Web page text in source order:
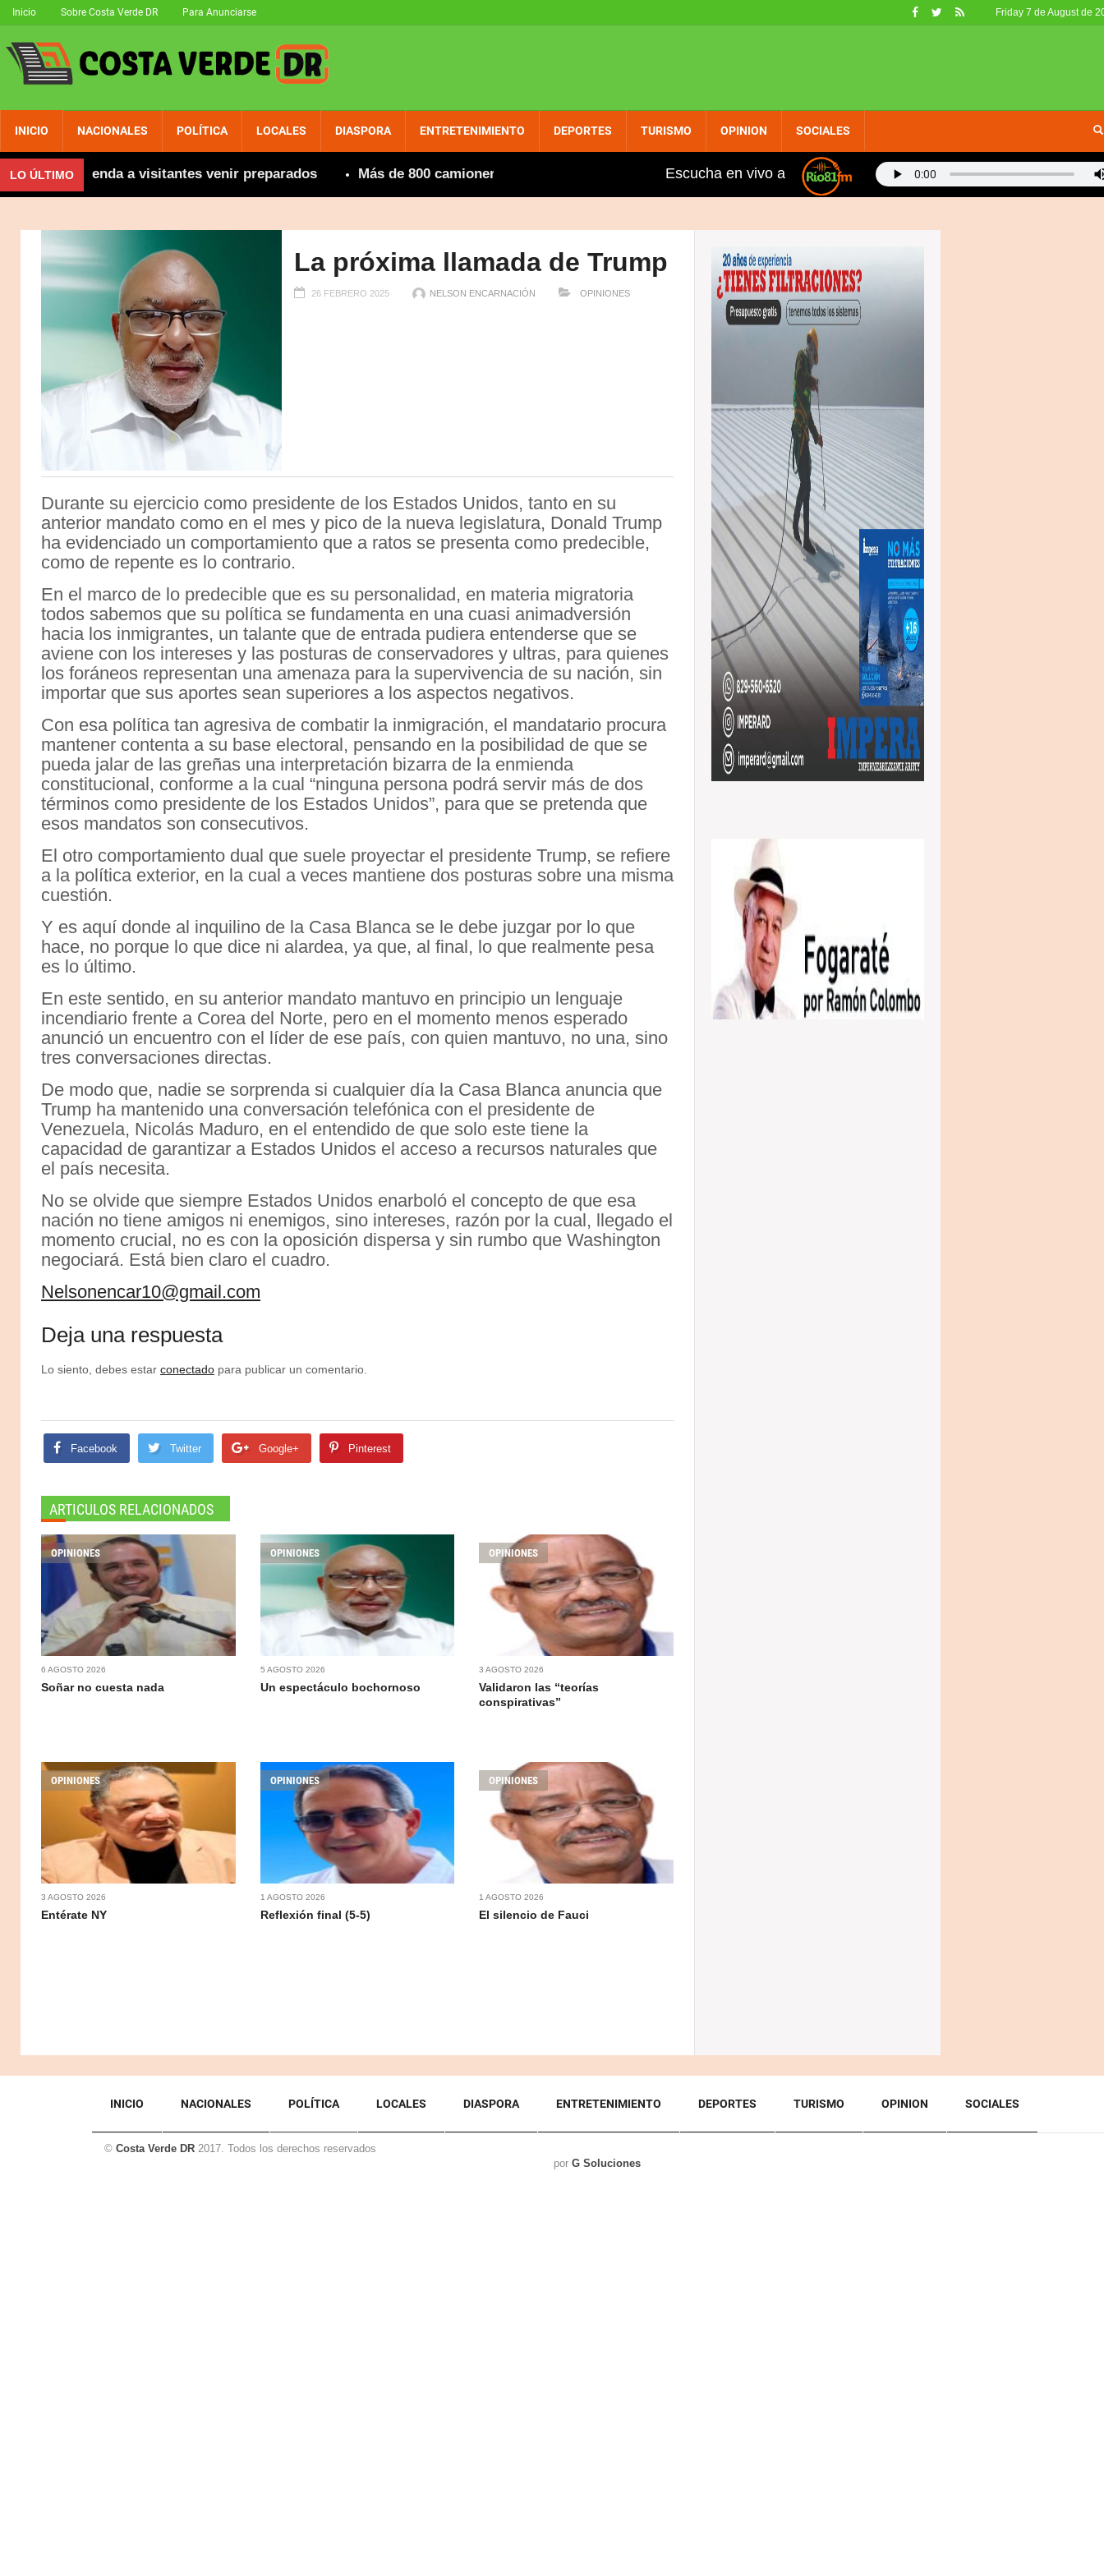
Friday 7 de August de
Inicio Sobre Costa Verde DR Para Anunciarse
INICIO NACIONALES POLÍTICA LOCALES DIASPORA ENTRETENIMIENTO DEPORTES TURISMO OPINION SOCIALES
LO ÚLTIMO
recomienda a visitantes venir preparados Más de 800 camioneros extranjeros, entre ellos varios dominicanos, fueron retirados de circulación en EE. UU. por no
Escucha en vivo a
La próxima llamada de Trump
26 FEBRERO 2025 NELSON ENCARNACIÓN OPINIONES
Durante su ejercicio como presidente de los Estados Unidos, tanto en su
anterior mandato como en el mes y pico de la nueva legislatura, Donald Trump
ha evidenciado un comportamiento que a ratos se presenta como predecible,
como de repente es lo contrario.
En el marco de lo predecible que es su personalidad, en materia migratoria
todos sabemos que su política se fundamenta en una cuasi animadversión
hacia los inmigrantes, un talante que de entrada pudiera entenderse que se
aviene con los intereses y las posturas de conservadores y ultras, para quienes
los foráneos representan una amenaza para la supervivencia de su nación, sin
importar que sus aportes sean superiores a los aspectos negativos.
Con esa política tan agresiva de combatir la inmigración, el mandatario procura
mantener contenta a su base electoral, pensando en la posibilidad de que se
pueda jalar de las greñas una interpretación bizarra de la enmienda
constitucional, conforme a la cual “ninguna persona podrá servir más de dos
términos como presidente de los Estados Unidos”, para que se pretenda que
esos mandatos son consecutivos.
El otro comportamiento dual que suele proyectar el presidente Trump, se refiere
a la política exterior, en la cual a veces mantiene dos posturas sobre una misma
cuestión.
Y es aquí donde al inquilino de la Casa Blanca se le debe juzgar por lo que
hace, no porque lo que dice ni alardea, ya que, al final, lo que realmente pesa
es lo último.
En este sentido, en su anterior mandato mantuvo en principio un lenguaje
incendiario frente a Corea del Norte, pero en el momento menos esperado
anunció un encuentro con el líder de ese país, con quien mantuvo, no una, sino
tres conversaciones directas.
De modo que, nadie se sorprenda si cualquier día la Casa Blanca anuncia que
Trump ha mantenido una conversación telefónica con el presidente de
Venezuela, Nicolás Maduro, en el entendido de que solo este tiene la
capacidad de garantizar a Estados Unidos el acceso a recursos naturales que
el país necesita.
No se olvide que siempre Estados Unidos enarboló el concepto de que esa
nación no tiene amigos ni enemigos, sino intereses, razón por la cual, llegado el
momento crucial, no es con la oposición dispersa y sin rumbo que Washington
negociará. Está bien claro el cuadro.
Nelsonencar10@gmail.com
Deja una respuesta
Lo siento, debes estar conectado para publicar un comentario.
Facebook Twitter Google+ Pinterest
ARTICULOS RELACIONADOS
OPINIONES
6 AGOSTO 2026
Soñar no cuesta nada
OPINIONES
5 AGOSTO 2026
Un espectáculo bochornoso
OPINIONES
3 AGOSTO 2026
Validaron las “teorías
conspirativas”
OPINIONES
3 AGOSTO 2026
Entérate NY
OPINIONES
1 AGOSTO 2026
Reflexión final (5-5)
OPINIONES
1 AGOSTO 2026
El silencio de Fauci
INICIO NACIONALES POLÍTICA LOCALES DIASPORA ENTRETENIMIENTO DEPORTES TURISMO OPINION SOCIALES
© Costa Verde DR 2017. Todos los derechos reservados
por G Soluciones